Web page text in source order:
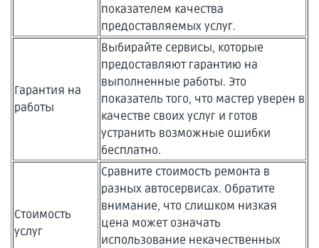
показателем качества
предоставляемых услуг.
Гарантия на
работы
Выбирайте сервисы, которые
предоставляют гарантию на
выполненные работы. Это
показатель того, что мастер уверен в
качестве своих услуг и готов
устранить возможные ошибки
бесплатно.
Стоимость
услуг
Сравните стоимость ремонта в
разных автосервисах. Обратите
внимание, что слишком низкая
цена может означать
использование некачественных